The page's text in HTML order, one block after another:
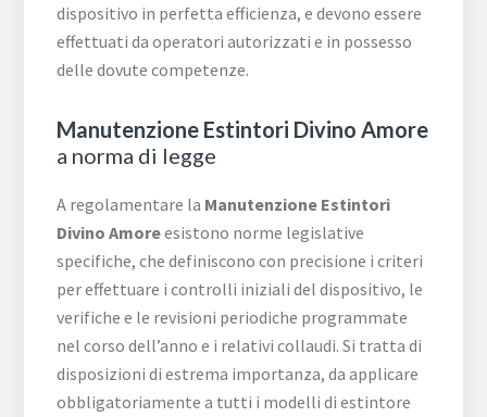
dispositivo in perfetta efficienza, e devono essere
effettuati da operatori autorizzati e in possesso
delle dovute competenze.
Manutenzione Estintori Divino Amore
a norma di legge
A regolamentare la Manutenzione Estintori
Divino Amoreesistono norme legislative
specifiche, che definiscono con precisione i criteri
per effettuare i controlli iniziali del dispositivo, le
verifiche e le revisioni periodiche programmate
nel corso dell’anno e i relativi collaudi. Si tratta di
disposizioni di estrema importanza, da applicare
obbligatoriamente a tutti i modelli di estintore